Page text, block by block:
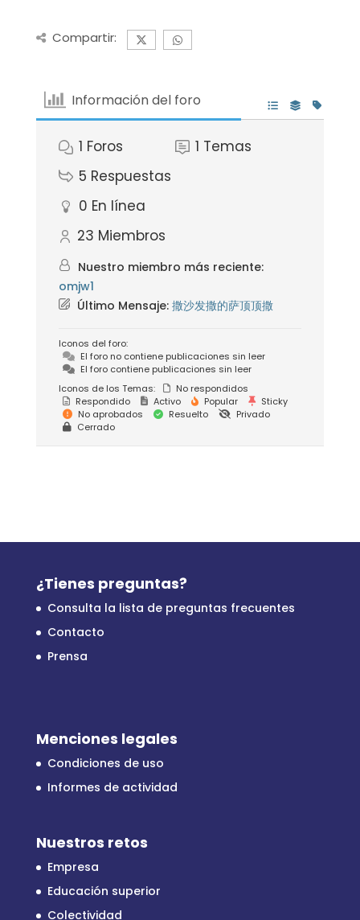
Compartir:
Información del foro
1 Foros 1 Temas
5 Respuestas
0 En línea
23 Miembros
Nuestro miembro más reciente:
omjw1
Último Mensaje: 撒沙发撒的萨顶顶撒
Iconos del foro:
El foro no contiene publicaciones sin leer
El foro contiene publicaciones sin leer
Iconos de los Temas:
No respondidos
Respondido
Activo Popular
Sticky
No aprobados
Resuelto
Privado
Cerrado
¿Tienes preguntas?
Consulta la lista de preguntas frecuentes
Contacto
Prensa
Menciones legales
Condiciones de uso
Informes de actividad
Nuestros retos
Empresa
Educación superior
Colectividad